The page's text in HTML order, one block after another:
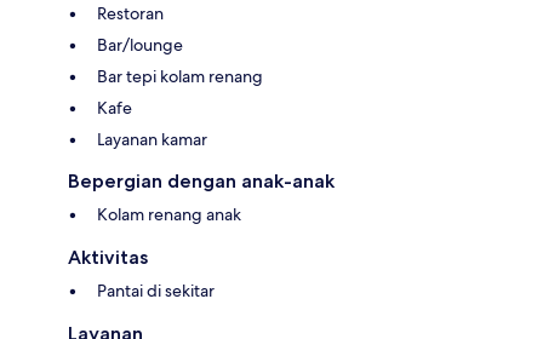
Restoran
Bar/lounge
Bar tepi kolam renang
Kafe
Layanan kamar
Bepergian dengan anak-anak
Kolam renang anak
Aktivitas
Pantai di sekitar
Layanan